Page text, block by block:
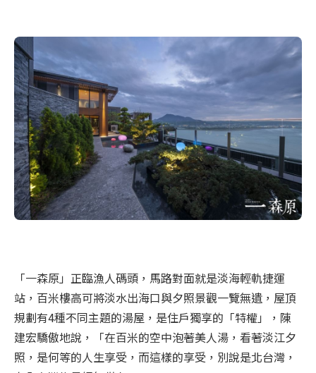
「一森原」正臨漁人碼頭，馬路對面就是淡海輕軌捷運
站，百米樓高可將淡水出海口與夕照景觀一覽無遺，屋頂
規劃有4種不同主題的湯屋，是住戶獨享的「特權」，陳
建宏驕傲地說，「在百米的空中泡著美人湯，看著淡江夕
照，是何等的人生享受，而這樣的享受，別說是北台灣，